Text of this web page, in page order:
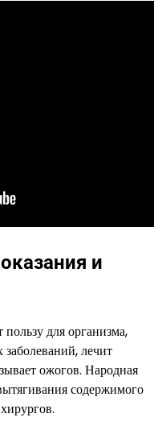
и
для организма,
лечит
ожогов. Народная
содержимого